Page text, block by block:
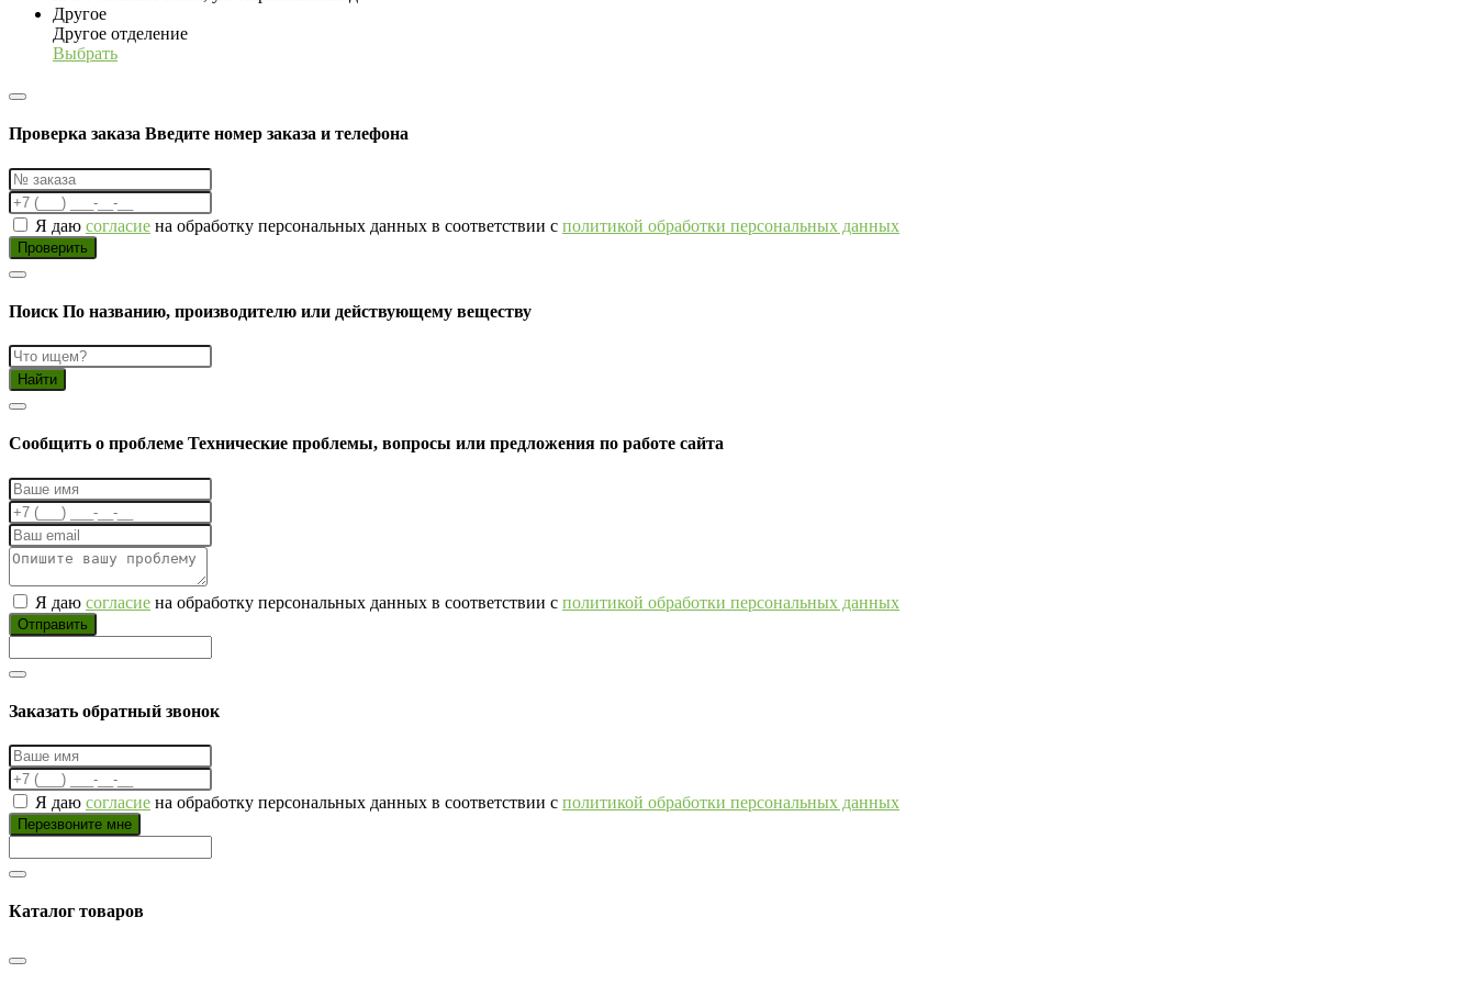
Другое
Другое отделение
Выбрать
Проверка заказа Введите номер заказа и телефона
Я даю согласие на обработку персональных данных в соответствии с политикой обработки персональных данных
Проверить
Поиск По названию, производителю или действующему веществу
Найти
Cообщить о проблеме Технические проблемы, вопросы или предложения по работе сайта
Я даю согласие на обработку персональных данных в соответствии с политикой обработки персональных данных
Отправить
Заказать обратный звонок
Я даю согласие на обработку персональных данных в соответствии с политикой обработки персональных данных
Перезвоните мне
Каталог товаров